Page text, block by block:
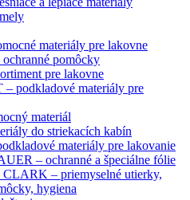
materiály pre lakovne
pomôcky
pre lakovne
podkladové materiály pre
materiál
do striekacích kabín
materiály pre lakovanie
– ochranné a špeciálne fólie
– priemyselné utierky,
hygiena